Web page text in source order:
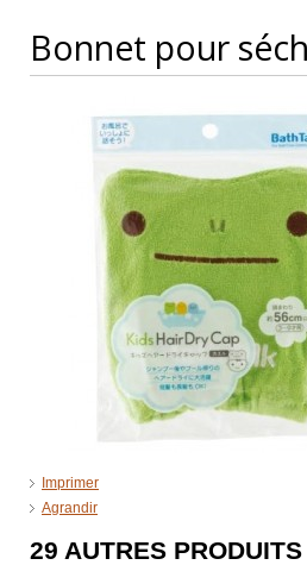
Bonnet pour
Imprimer
Agrandir
29 AUTRES